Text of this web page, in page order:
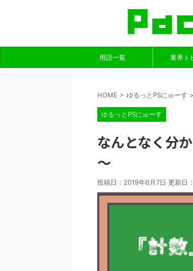
用語一覧 業界ト
HOME > ゆるっとPSにゅーす >
ゆるっとPSにゅーす
なんとなく分
～
投稿日：2019年6月7日 更新日：